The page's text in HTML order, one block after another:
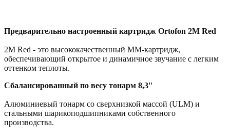
Предварительно настроенный картридж Ortofon 2M Red
2M Red - это высококачественный MM-картридж,
обеспечивающий открытое и динамичное звучание с легким
оттенком теплоты.
Сбалансированный по весу тонарм 8,3''
Алюминиевый тонарм со сверхнизкой массой (ULM) и
стальными шарикоподшипниками собственного
производства.